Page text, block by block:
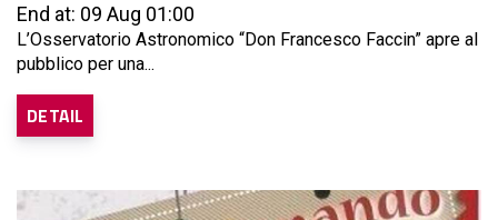
End at: 09 Aug 01:00
L’Osservatorio Astronomico “Don Francesco Faccin” apre al
pubblico per una...
DETAIL